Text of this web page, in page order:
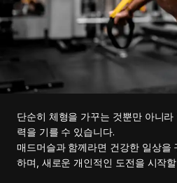
단순히 체형을 가꾸는 것뿐만 아니
력을 기를 수 있습니다.
매드머슬과 함께라면 건강한 일상을
하며, 새로운 개인적인 도전을 시작